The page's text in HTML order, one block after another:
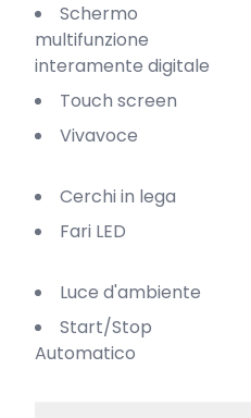
Schermo
multifunzione
interamente digitale
Touch screen
Vivavoce
Cerchi in lega
Fari LED
Luce d'ambiente
Start/Stop
Automatico